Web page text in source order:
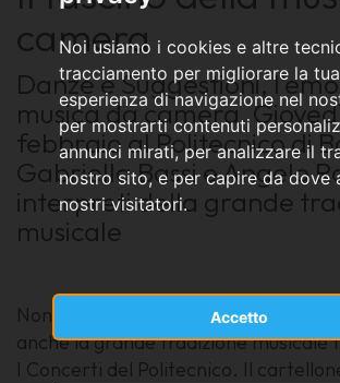
Noi usiamo i cookies e altre
tracciamento per migliorare la tua
esperienza di navigazione nel
per mostrarti contenuti
annunci mirati, per analizzare il
nostro sito, e per capire da dove
nostri visitatori.
Accetto
camera
Danze e Suggestioni,
musica da camera.
febbraio al Politecnico di
Gabriella Bassi e Angelo
interpreti della grande
musicale
Non solo seminari e convegni, non
anche la grande tradizione musicale
I Concerti del Politecnico. Il